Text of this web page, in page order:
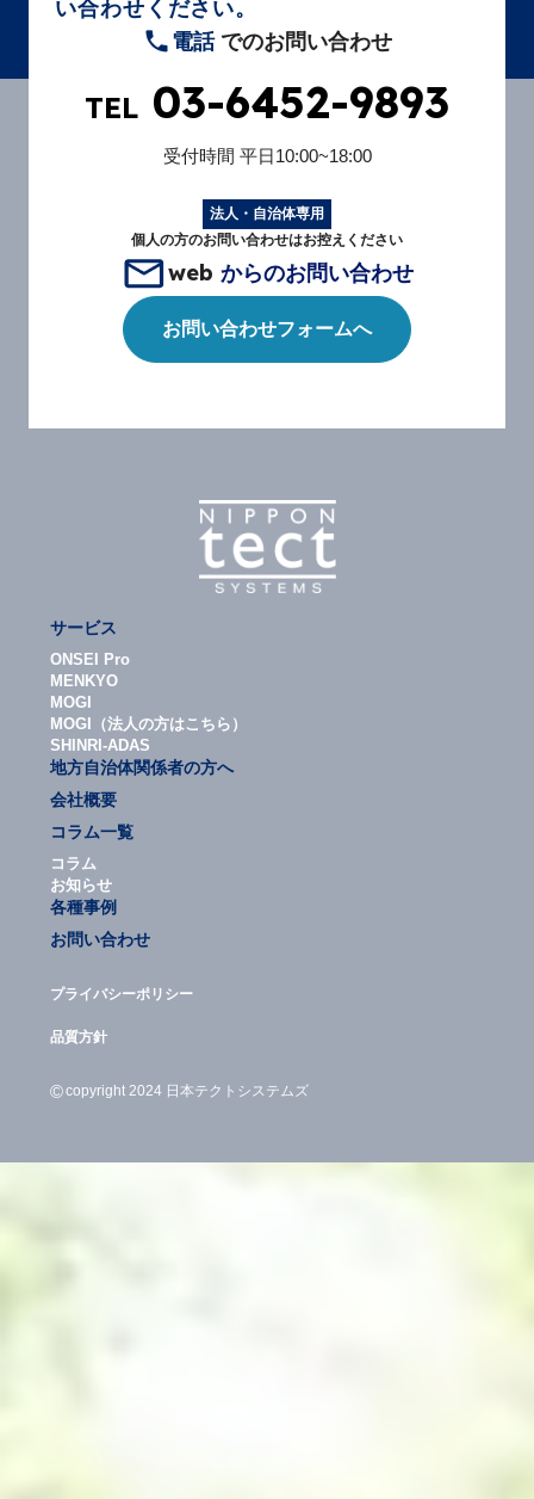
い合わせください。
電話でのお問い合わせ
TEL 03-6452-9893
受付時間 平日10:00~18:00
法人・自治体専用
個人の方のお問い合わせはお控えください
web からのお問い合わせ
お問い合わせフォームへ
サービス
ONSEI Pro
MENKYO
MOGI
MOGI（法人の方はこちら）
SHINRI-ADAS
地方自治体関係者の方へ
会社概要
コラム一覧
コラム
お知らせ
各種事例
お問い合わせ
プライバシーポリシー
品質方針
©copyright 2024 日本テクトシステムズ